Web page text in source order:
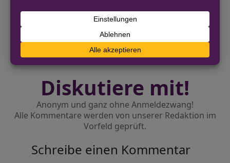
Hassels
Diskutiere mit!
Anonym und ganz ohne Anmeldezwang!
Alle Kommentare werden von unserer Redaktion im
Vorfeld geprüft.
Schreibe einen Kommentar